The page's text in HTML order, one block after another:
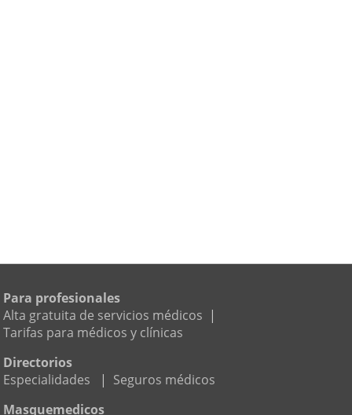
Para profesionales
Alta gratuita de servicios médicos |
Tarifas para médicos y clínicas
Directorios
Especialidades
| Seguros médicos
Masquemedicos